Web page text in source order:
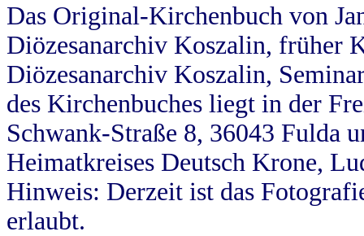
Das Original-Kirchenbuch von
Diözesanarchiv Koszalin, früher
Diözesanarchiv Koszalin,
des Kirchenbuches liegt in der
Schwank-Straße 8, 36043 Fulda
Heimatkreises Deutsch Krone,
Hinweis: Derzeit ist das
erlaubt.